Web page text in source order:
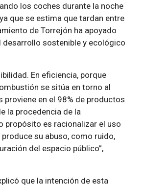
los coches durante la noche
que se estima que tardan entre
de Torrejón ha apoyado
sostenible y ecológico
En eficiencia, porque
se sitúa en torno al
en el 98% de productos
la procedencia de la
propósito es racionalizar el uso
su abuso, como ruido,
del espacio público”,
que la intención de esta